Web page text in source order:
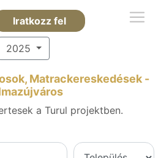
Iratkozz fel
2025
Matrackereskedések -
a Turul projektben.